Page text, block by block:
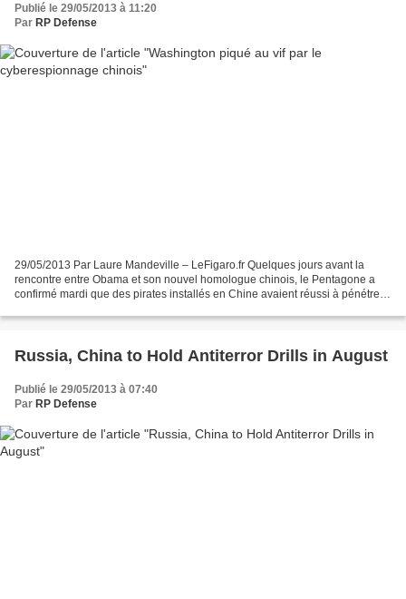
Publié le 29/05/2013 à 11:20
Par RP Defense
29/05/2013 Par Laure Mandeville – LeFigaro.fr Quelques jours avant la
rencontre entre Obama et son nouvel homologue chinois, le Pentagone a
confirmé mardi que des pirates installés en Chine avaient réussi à pénétrer
Russia, China to Hold Antiterror Drills in August
Publié le 29/05/2013 à 07:40
Par RP Defense